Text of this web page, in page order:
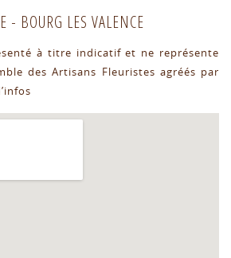
- BOURG LES VALENCE
à titre indicatif et ne représente
des Artisans Fleuristes agréés par